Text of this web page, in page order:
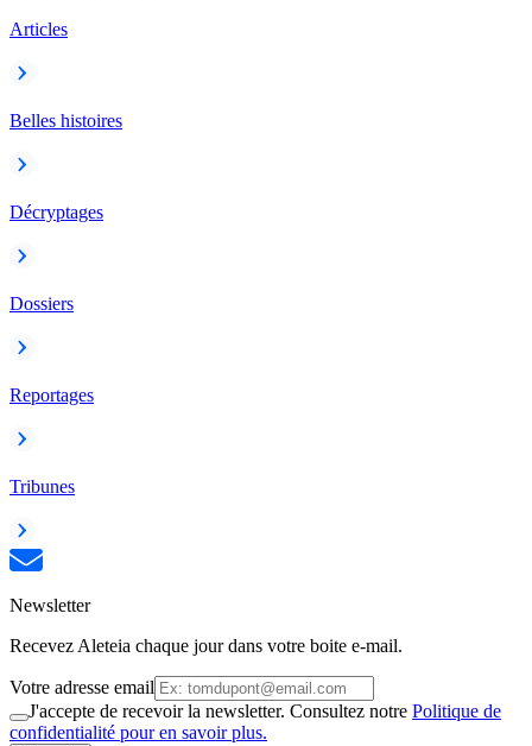
Articles
Belles histoires
Décryptages
Dossiers
Reportages
Tribunes
Newsletter
Recevez Aleteia chaque jour dans votre boite e-mail.
Votre adresse email
J'accepte de recevoir la newsletter. Consultez notre Politique de
confidentialité pour en savoir plus.